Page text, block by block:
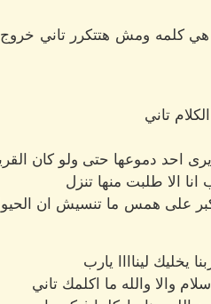
هي كلمه ومش هتتكرر تاني
تاني
احد دموعها حتى ولو كان
الا طلبت منها تنزل
على همس ما تنسيش ان
يخليك ليناااا يارب
والا والله ما اكلمك تاني